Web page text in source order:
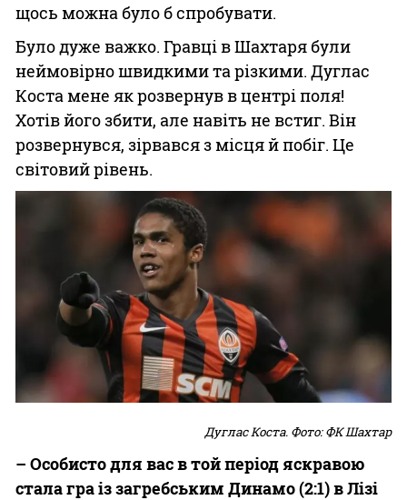
щось можна було б спробувати.
Було дуже важко. Гравці в Шахтаря були
неймовірно швидкими та різкими. Дуглас
Коста мене як розвернув в центрі поля!
Хотів його збити, але навіть не встиг. Він
розвернувся, зірвався з місця й побіг. Це
світовий рівень.
Дуглас Коста. Фото: ФК Шахтар
– Особисто для вас в той період яскравою
стала гра із загребським Динамо (2:1) в Лізі